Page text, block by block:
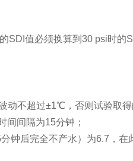
SDI值必须换算到30 psi时的
动不超过±1℃，否则试验取
间间隔为15分钟；
钟后完全不产水）为6.7，